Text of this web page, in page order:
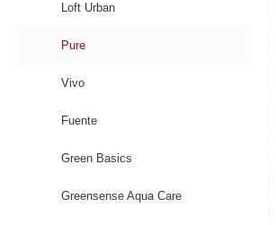
Loft Urban
Pure
Vivo
Fuente
Green Basics
Greensense Aqua Care